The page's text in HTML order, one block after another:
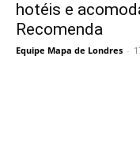
hotéis e
Recomenda
Equipe Mapa de Londres -